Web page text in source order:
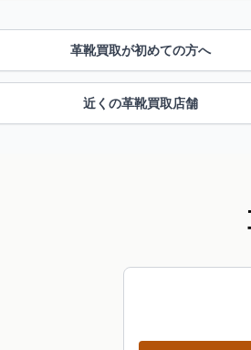
革靴買取が初めての方へ
近くの革靴買取店舗